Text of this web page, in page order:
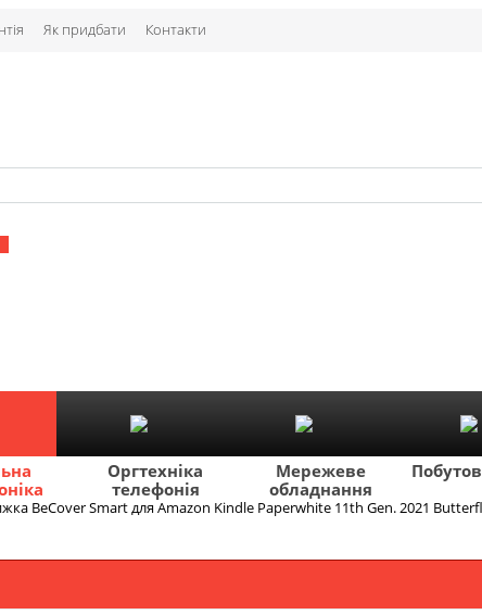
Як придбати Контакти
Оргтехніка
телефонія
Мережеве
обладнання
BeCover Smart для Amazon Kindle Paperwhite 11th Gen. 2021